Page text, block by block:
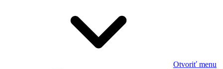
Otvoriť menu